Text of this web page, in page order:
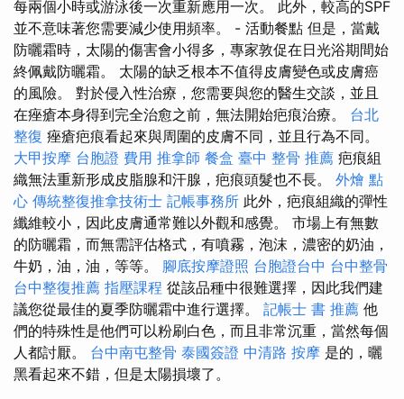
每兩個小時或游泳後一次重新應用一次。 此外，較高的SPF
並不意味著您需要減少使用頻率。 - 活動餐點 但是，當戴
防曬霜時，太陽的傷害會小得多，專家敦促在日光浴期間始
終佩戴防曬霜。 太陽的缺乏根本不值得皮膚變色或皮膚癌
的風險。 對於侵入性治療，您需要與您的醫生交談，並且
在痤瘡本身得到完全治愈之前，無法開始疤痕治療。 台北
整復 痤瘡疤痕看起來與周圍的皮膚不同，並且行為不同。
大甲按摩 台胞證 費用 推拿師 餐盒 臺中 整骨 推薦 疤痕組
織無法重新形成皮脂腺和汗腺，疤痕頭髮也不長。 外燴 點
心 傳統整復推拿技術士 記帳事務所 此外，疤痕組織的彈性
纖維較小，因此皮膚通常難以外觀和感覺。 市場上有無數
的防曬霜，而無需評估格式，有噴霧，泡沫，濃密的奶油，
牛奶，油，油，等等。 腳底按摩證照 台胞證台中 台中整骨
台中整復推薦 指壓課程 從該品種中很難選擇，因此我們建
議您從最佳的夏季防曬霜中進行選擇。 記帳士 書 推薦 他
們的特殊性是他們可以粉刷白色，而且非常沉重，當然每個
人都討厭。 台中南屯整骨 泰國簽證 中清路 按摩 是的，曬
黑看起來不錯，但是太陽損壞了。